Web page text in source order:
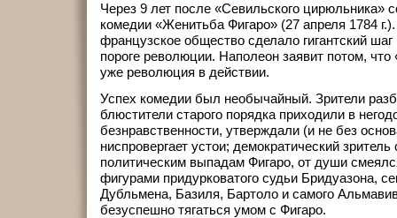
Через 9 лет после «Севильского цирюльника»
комедии «Женитьба Фигаро» (27 апреля 1784
французское общество сделало гигантский
пороге революции. Наполеон заявит потом,
уже революция в действии.
Успех комедии был необычайный. Зрители
блюстители старого порядка приходили в
безнравственности, утверждали (и не без
ниспровергает устои; демократический
политическим выпадам Фигаро, от души
фигурами придурковатого судьи Бридуазона,
Дубльмена, Базиля, Бартоло и самого
безуспешно тягаться умом с Фигаро.